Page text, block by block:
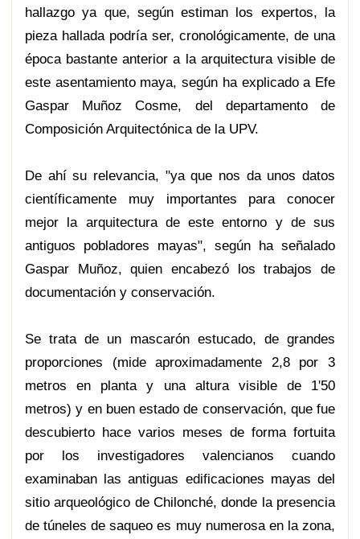
hallazgo ya que, según estiman los expertos, la
pieza hallada podría ser, cronológicamente, de una
época bastante anterior a la arquitectura visible de
este asentamiento maya, según ha explicado a Efe
Gaspar Muñoz Cosme, del departamento de
Composición Arquitectónica de la UPV.
De ahí su relevancia, "ya que nos da unos datos
científicamente muy importantes para conocer
mejor la arquitectura de este entorno y de sus
antiguos pobladores mayas", según ha señalado
Gaspar Muñoz, quien encabezó los trabajos de
documentación y conservación.
Se trata de un mascarón estucado, de grandes
proporciones (mide aproximadamente 2,8 por 3
metros en planta y una altura visible de 1'50
metros) y en buen estado de conservación, que fue
descubierto hace varios meses de forma fortuita
por los investigadores valencianos cuando
examinaban las antiguas edificaciones mayas del
sitio arqueológico de Chilonché, donde la presencia
de túneles de saqueo es muy numerosa en la zona,